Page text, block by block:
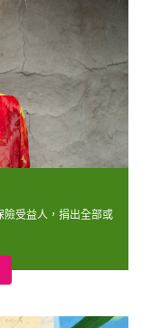
險受益人，捐出全部或